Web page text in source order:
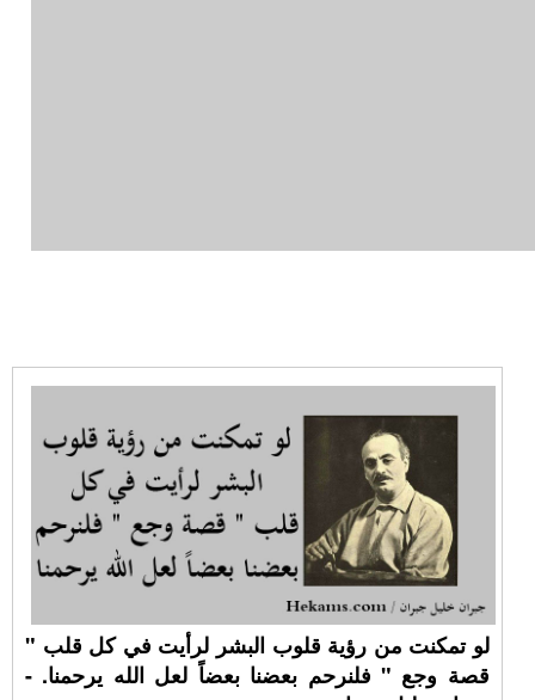
لو تمكنت من رؤية قلوب البشر لرأيت في كل قلب "
قصة وجع " فلنرحم بعضنا بعضاً لعل الله يرحمنا. -